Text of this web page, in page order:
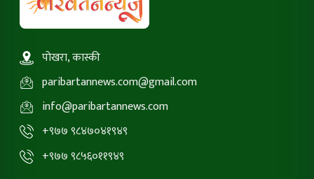
पोखरा, कास्की
paribartannews.com@gmail.com
info@paribartannews.com
+९७७ ९८४७०४१९४९
+९७७ ९८५६०११९४९